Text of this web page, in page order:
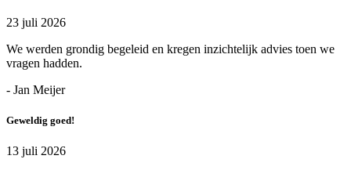
23 juli 2026
We werden grondig begeleid en kregen inzichtelijk advies toen we
vragen hadden.
- Jan Meijer
Geweldig goed!
13 juli 2026